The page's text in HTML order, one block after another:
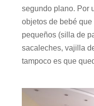
segundo plano. Por
objetos de bebé
pequeños (silla de
sacaleches, vajilla
tampoco es que